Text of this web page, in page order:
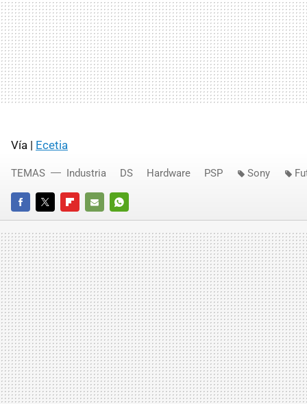
Vía | Ecetia
FACEBOOKTWITTERFLIPBOARD
E-
MAIL
WHATSAPP
TEMAS Industria DS Hardware PSP Sony